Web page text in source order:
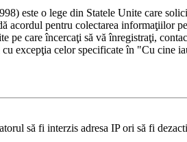
este o lege din Statele Unite care
pentru colectarea informaţiilor
pe care încercaţi să vă înregistraţi,
excepţia celor specificate în "Cu cine
să fi interzis adresa IP ori să fi